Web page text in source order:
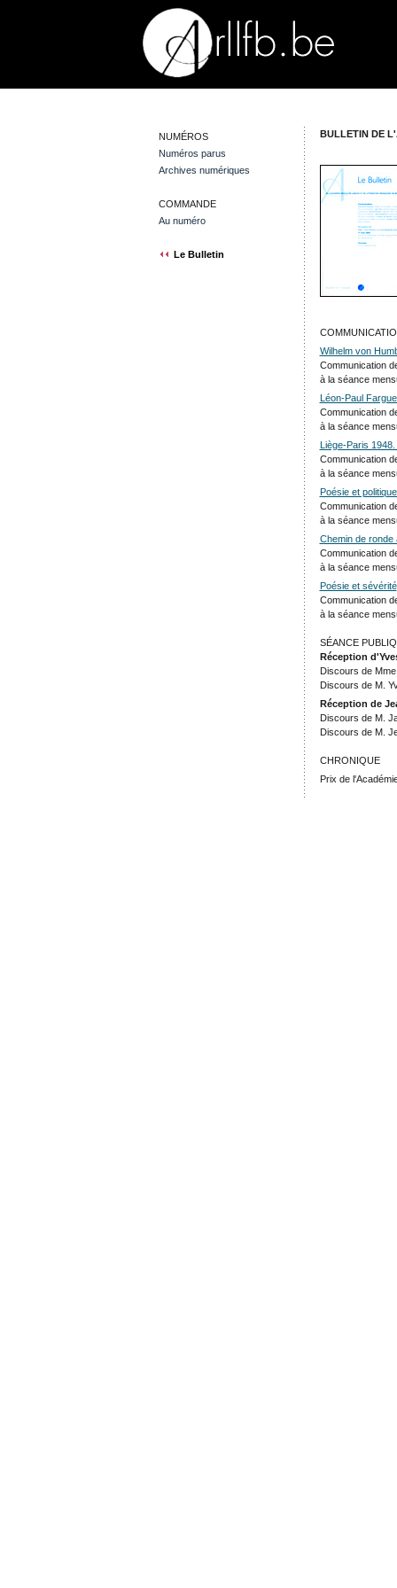
NUMÉROS
Numéros parus
Archives numériques
COMMANDE
Au numéro
Le Bulletin
BULLETIN DE
Wilhelm von
Communication
à la séance
Léon-Paul
Communication
à la séance
Liège-Paris
Communication
à la séance
Poésie et
Communication
à la séance
Chemin de
Communication
à la séance
Poésie et sévérité
Communication
à la séance
SÉANCE
Réception
Discours de
Discours de M.
Réception de
Discours de M.
Discours de M.
CHRONIQUE
Prix de